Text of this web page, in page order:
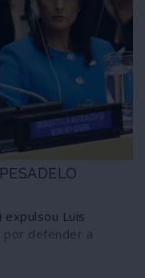
expulsou Luis
por defender a